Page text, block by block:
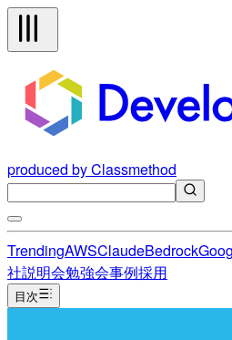
produced by Classmethod
TrendingAWSClaudeBedrock
社説明会勉強会事例採用
目次